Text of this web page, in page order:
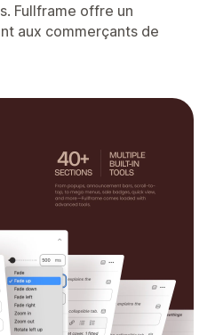
Fullframe offre un
aux commerçants de